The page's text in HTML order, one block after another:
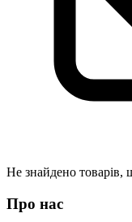
Не знайдено товарів,
Про нас